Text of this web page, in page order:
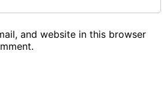
and website in this browser